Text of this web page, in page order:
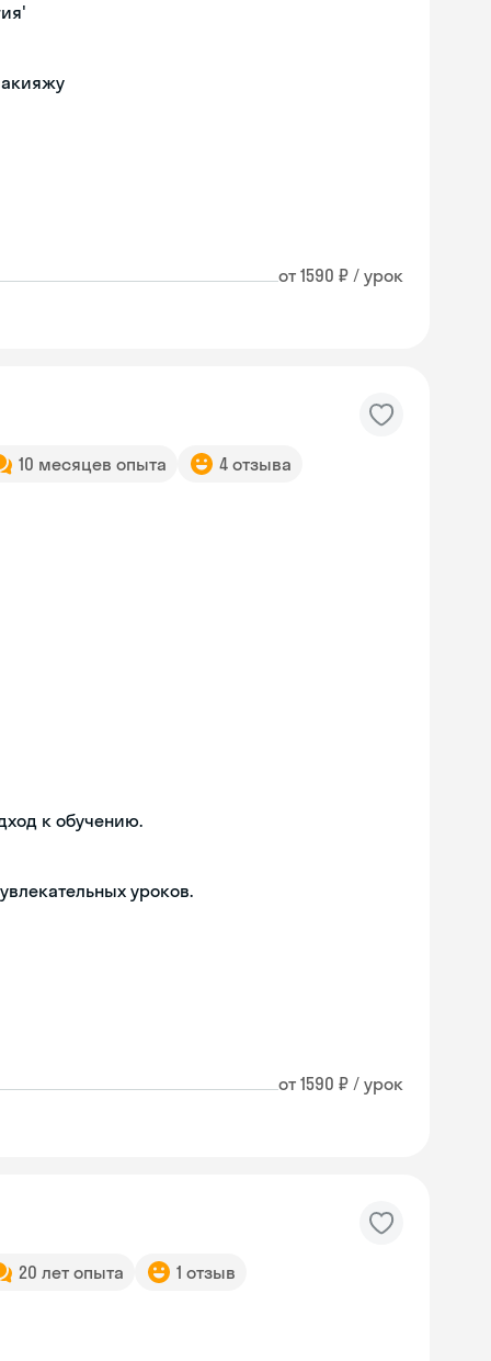
от 1590 ₽ / урок
10 месяцев опыта 4 отзыва
к обучению.
уроков.
от 1590 ₽ / урок
20 лет опыта 1 отзыв